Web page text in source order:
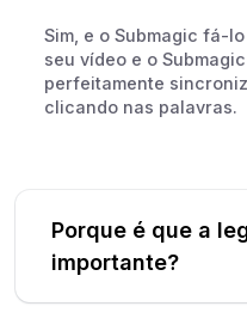
Sim, e o Submagic fá-
seu vídeo e o
perfeitamente
clicando nas palavras.
Porque é que a
importante?